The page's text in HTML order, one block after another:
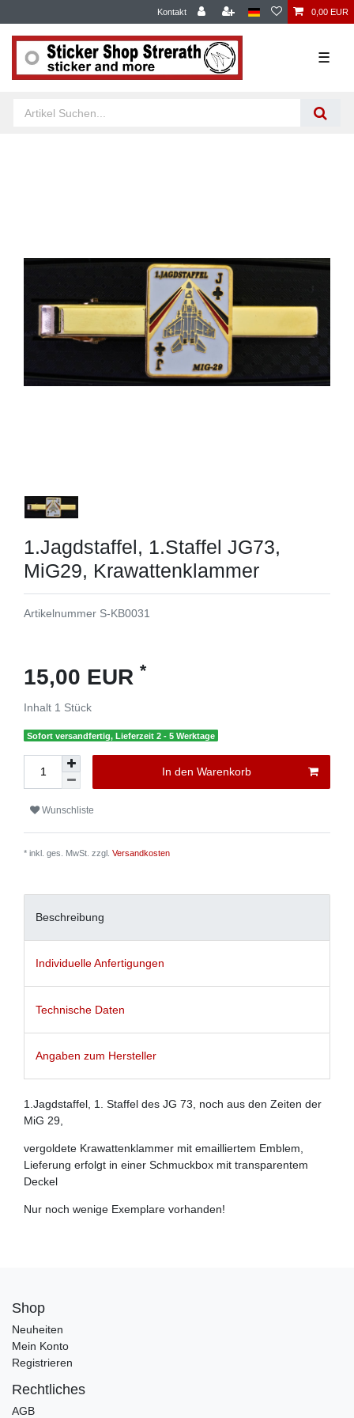
Kontakt 0,00 EUR
☰
1.Jagdstaffel, 1.Staffel JG73,
MiG29, Krawattenklammer
Artikelnummer S-KB0031
15,00 EUR *
Inhalt 1 Stück
Sofort versandfertig, Lieferzeit 2 - 5 Werktage
In den Warenkorb
Wunschliste
* inkl. ges. MwSt. zzgl. Versandkosten
Beschreibung
Individuelle Anfertigungen
Technische Daten
Angaben zum Hersteller
1.Jagdstaffel, 1. Staffel des JG 73, noch aus den Zeiten der
MiG 29,
vergoldete Krawattenklammer mit emailliertem Emblem,
Lieferung erfolgt in einer Schmuckbox mit transparentem
Deckel
Nur noch wenige Exemplare vorhanden!
Shop
Neuheiten
Mein Konto
Registrieren
Rechtliches
AGB